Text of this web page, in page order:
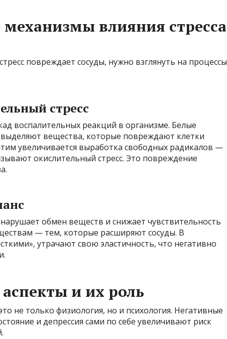
влияния стресса
повреждает сосуды, нужно взглянуть на процессы
стресс
воспалительных реакций в организме. Белые
вещества, которые повреждают клетки
увеличивается выработка свободных радикалов —
окислительный стресс. Это повреждение
обмен веществ и снижает чувствительность
— тем, которые расширяют сосуды. В
утрачают свою эластичность, что негативно
и их роль
не только физиология, но и психология. Негативные
и депрессия сами по себе увеличивают риск